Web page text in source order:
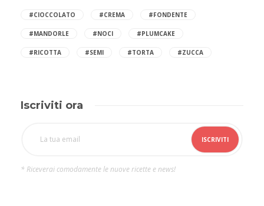
#CIOCCOLATO #CREMA #FONDENTE
#MANDORLE #NOCI #PLUMCAKE
#RICOTTA #SEMI #TORTA #ZUCCA
Iscriviti ora
* Riceverai comodamente le nuove ricette e news!